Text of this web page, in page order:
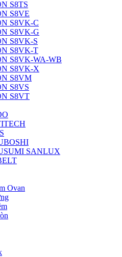
S8TS
S8VE
S8VK-C
S8VK-G
S8VK-S
S8VK-T
S8VK-WA-WB
S8VK-X
S8VM
S8VS
S8VT
SANLUX
Ovan